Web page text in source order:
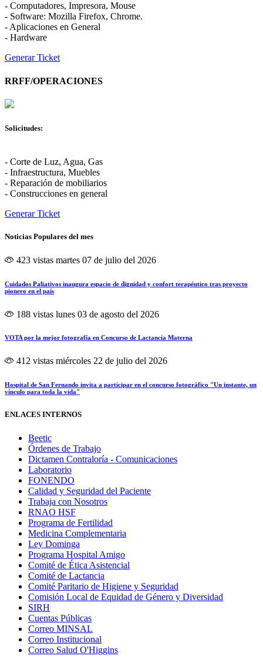
- Computadores, Impresora, Mouse
- Software: Mozilla Firefox, Chrome.
- Aplicaciones en General
- Hardware
Generar Ticket
RRFF/OPERACIONES
Solicitudes:
- Corte de Luz, Agua, Gas
- Infraestructura, Muebles
- Reparación de mobiliarios
- Construcciones en general
Generar Ticket
Noticias Populares del mes
423 vistas martes 07 de julio del 2026
Cuidados Paliativos inaugura espacio de dignidad y confort terapéutico tras proyecto
pionero en el país
188 vistas lunes 03 de agosto del 2026
VOTA por la mejor fotografía en Concurso de Lactancia Materna
412 vistas miércoles 22 de julio del 2026
Hospital de San Fernando invita a participar en el concurso fotográfico "Un instante, un
vínculo para toda la vida"
ENLACES INTERNOS
Beetic
Órdenes de Trabajo
Dictamen Contraloría - Comunicaciones
Laboratorio
FONENDO
Calidad y Seguridad del Paciente
Trabaja con Nosotros
RNAO HSF
Programa de Fertilidad
Medicina Complementaria
Ley Dominga
Programa Hospital Amigo
Comité de Ética Asistencial
Comité de Lactancia
Comité Paritario de Higiene y Seguridad
Comisión Local de Equidad de Género y Diversidad
SIRH
Cuentas Públicas
Correo MINSAL
Correo Institucional
Correo Salud O'Higgins